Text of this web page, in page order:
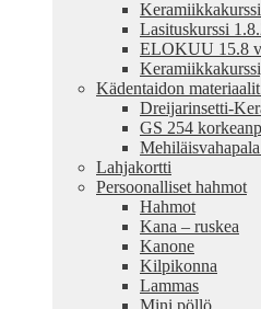
Lasituskurssi
ELOKUU 15.8
Kädentaidon
Dreijarinsetti-
GS 254
Lahjakortti
Persoonalliset hahmot
Hahmot
Kana – ruskea
Kanone
Kilpikonna
Lammas
Mini pöllö